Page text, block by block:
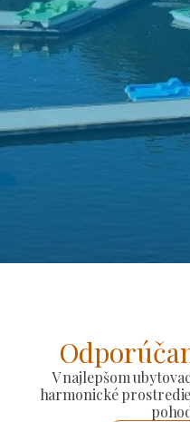
V najlepšom
harmonické